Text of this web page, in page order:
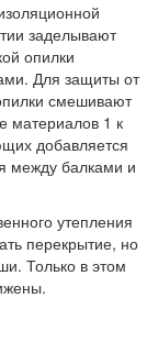
заделывают
опилки
Для защиты от
смешивают
материалов 1 к
добавляется
между балками и
утепления
перекрытие, но
Только в этом